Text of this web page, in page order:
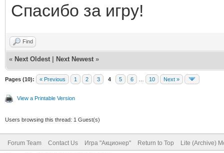
Спасибо за игру!
Find
« Next Oldest Next Newest »
Pages (10): « Previous 1 2 3 4 5 6 10 Next »
View a Printable Version
Users browsing this thread: 1 Guest(s)
Forum Team Contact Us Игра "Акционер" Return to Top Lite (Archive)